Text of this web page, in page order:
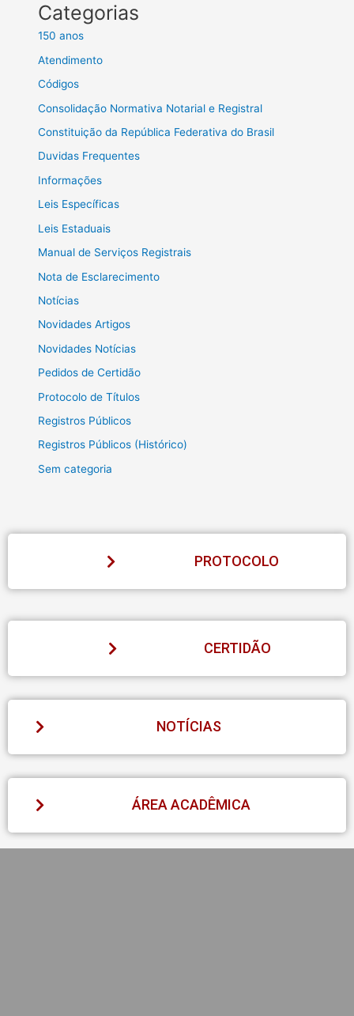
Categorias
150 anos
Atendimento
Códigos
Consolidação Normativa Notarial e Registral
Constituição da República Federativa do Brasil
Duvidas Frequentes
Informações
Leis Específicas
Leis Estaduais
Manual de Serviços Registrais
Nota de Esclarecimento
Notícias
Novidades Artigos
Novidades Notícias
Pedidos de Certidão
Protocolo de Títulos
Registros Públicos
Registros Públicos (Histórico)
Sem categoria
PROTOCOLO
CERTIDÃO
NOTÍCIAS
ÁREA ACADÊMICA